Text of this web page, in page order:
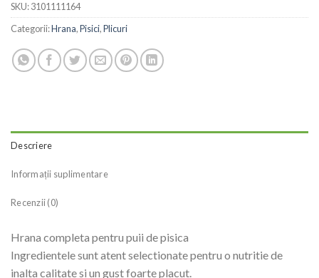
SKU:3101111164
Categorii:Hrana,Pisici,Plicuri
Descriere
Informații suplimentare
Recenzii (0)
Hrana completa pentru puii de pisica
Ingredientele sunt atent selectionate pentru o nutritie de
inalta calitate si un gust foarte placut.